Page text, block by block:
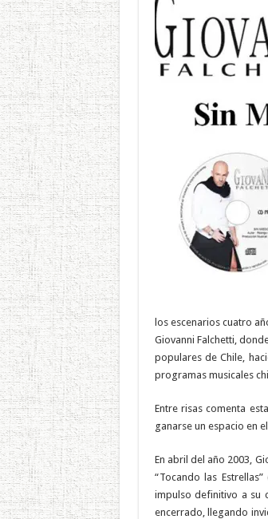
los escenarios cuatro
Giovanni Falchetti,
populares de Chile,
programas musicales
Entre risas comenta
ganarse un espacio en
En abril del año 2003,
“Tocando las
impulso definitivo a su
encerrado, llegando